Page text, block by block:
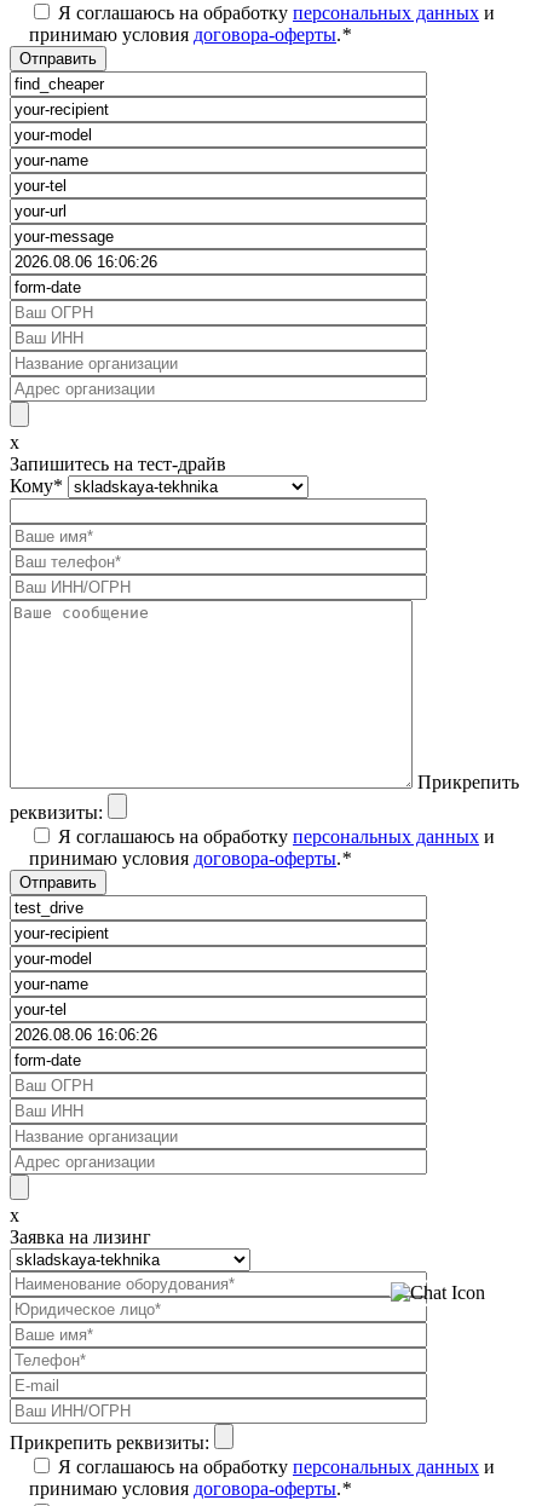
Я соглашаюсь на обработку персональных данных и
принимаю условия договора-оферты.*
x
Запишитесь на тест-драйв
Кому*
Прикрепить
реквизиты:
Я соглашаюсь на обработку персональных данных и
принимаю условия договора-оферты.*
x
Заявка на лизинг
Прикрепить реквизиты:
Я соглашаюсь на обработку персональных данных и
принимаю условия договора-оферты.*